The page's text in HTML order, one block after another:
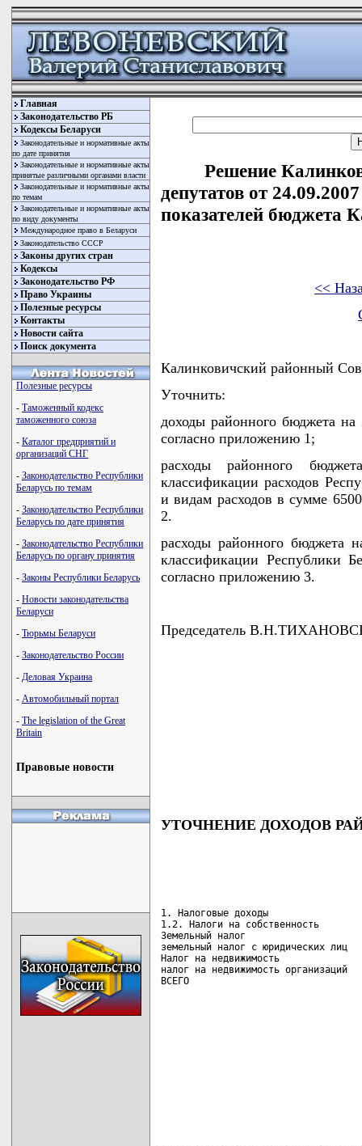
Главная
Законодательство РБ
Кодексы Беларуси
Законодательные и нормативные акты
по дате принятия
Законодательные и нормативные акты
принятые различными органами власти
Законодательные и нормативные акты
по темам
Законодательные и нормативные акты
по виду документы
Международное право в Беларуси
Законодательство СССР
Законы других стран
Кодексы
Законодательство РФ
Право Украины
Полезные ресурсы
Контакты
Новости сайта
Поиск документа
Полезные ресурсы
- Таможенный кодекс
таможенного союза
- Каталог предприятий и
организаций СНГ
- Законодательство Республики
Беларусь по темам
- Законодательство Республики
Беларусь по дате принятия
- Законодательство Республики
Беларусь по органу принятия
- Законы Республики Беларусь
- Новости законодательства
Беларуси
- Тюрьмы Беларуси
- Законодательство России
- Деловая Украина
- Автомобильный портал
- The legislation of the Great
Britain
Правовые новости
Решение
депутатов от
показателей бюджета
<<
Калинковичский районный
Уточнить:
доходы районного бюджета
согласно приложению 1;
расходы районного
классификации расходов
и видам расходов в сумме
2.
расходы районного бюджета
классификации Республики
согласно приложению 3.
Председатель
УТОЧНЕНИЕ ДОХОДОВ
1. Налоговые доходы
1.2. Налоги на
Земельный налог
земельный налог с
Налог на недвижимость
налог на недвижимость
ВСЕГО